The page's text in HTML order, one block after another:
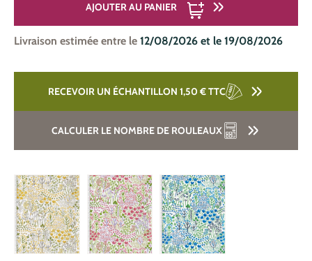
AJOUTER AU PANIER
Livraison estimée entre le 12/08/2026 et le 19/08/2026
RECEVOIR UN ÉCHANTILLON 1,50 €TTC
CALCULER LE NOMBRE DE ROULEAUX